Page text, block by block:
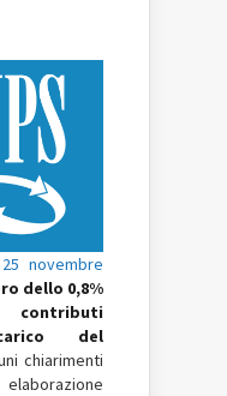
novembre
dello 0,8%
del
chiarimenti